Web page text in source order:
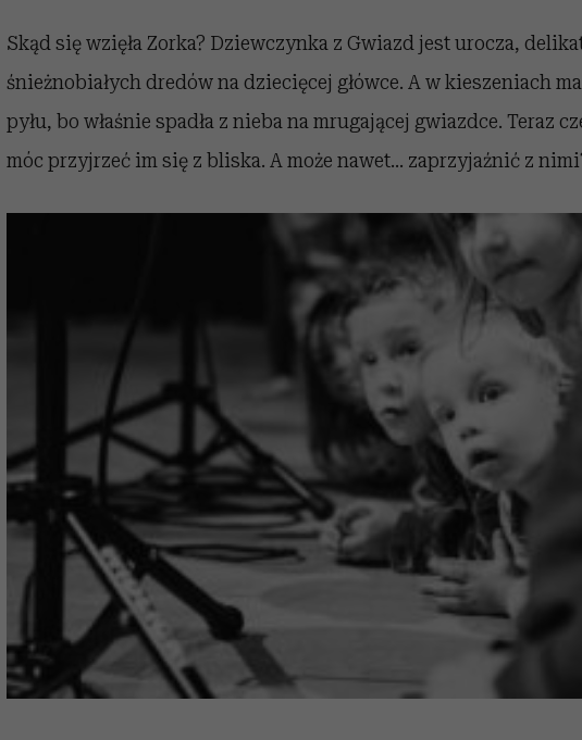
Skąd się wzięła Zorka? Dziewczynka z Gwiazd jest urocza,
śnieżnobiałych dredów na dziecięcej główce. A w kieszeniach
pyłu, bo właśnie spadła z nieba na mrugającej gwiazdce. Teraz
móc przyjrzeć im się z bliska. A może nawet... zaprzyjaźnić z